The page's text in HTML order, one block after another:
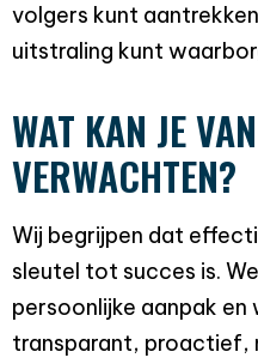
volgers kunt
uitstraling kunt
WAT KAN JE
VERWACHTEN?
Wij begrijpen dat
sleutel tot succes is.
persoonlijke aanpak
transparant, proactief,